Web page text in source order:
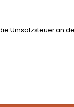
Umsatzsteuer an